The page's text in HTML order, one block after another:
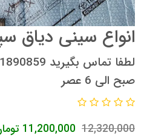
انواع سینی دیاق
صبح الی 6 عصر
12,320,000
11,200,000